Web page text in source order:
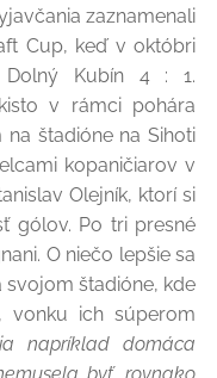
zaznamenali
Cup, keď v októbri
Dolný Kubín 4 : 1.
v rámci pohára
štadióne na Sihoti
kopaničiarov v
Olejník, ktorí si
gólov. Po tri presné
O niečo lepšie sa
svojom štadióne, kde
vonku ich súperom
napríklad domáca